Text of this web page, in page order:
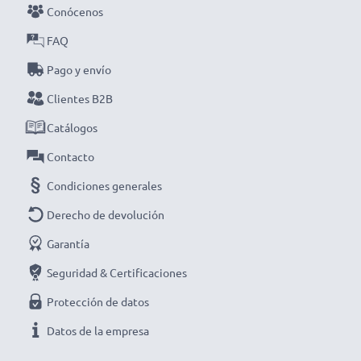
cargador inteligente y compacto con pantalla LCD de
CELLONIC. ¡Haz tu pedido ahora con entrega rápida y
garantía de 3 años!
Conócenos
FAQ
Pago y envío
Clientes B2B
Catálogos
Contacto
Condiciones generales
Derecho de devolución
Garantía
Seguridad & Certificaciones
Protección de datos
Datos de la empresa